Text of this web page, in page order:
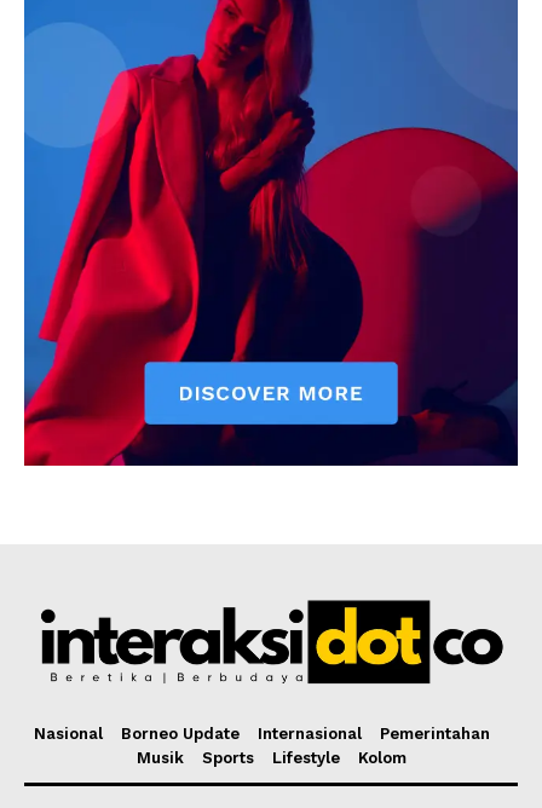
Nasional Borneo Update Internasional
Pemerintahan
Musik
Sports Lifestyle Kolom